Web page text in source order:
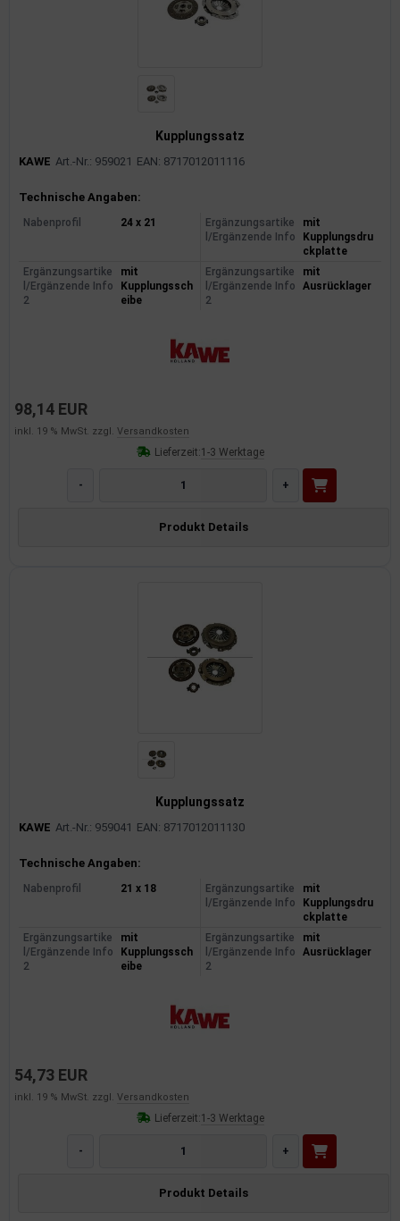
Kupplungssatz
KAWE Art.-Nr.: 959021 EAN: 8717012011116
Produktinformationen
Technische Angaben:
Nabenprofil 24 x 21
Ergänzungsartike
l/Ergänzende Info
mit
Kupplungsdru
ckplatte
Ergänzungsartike
l/Ergänzende Info
2
mit
Kupplungssch
eibe
Ergänzungsartike
l/Ergänzende Info
2
mit
Ausrücklager
98,14 EUR
inkl. 19 % MwSt. zzgl. Versandkosten
Lieferzeit:1-3 Werktage
- +
Produkt Details
Kupplungssatz
KAWE Art.-Nr.: 959041 EAN: 8717012011130
Produktinformationen
Technische Angaben:
Nabenprofil 21 x 18
Ergänzungsartike
l/Ergänzende Info
mit
Kupplungsdru
ckplatte
Ergänzungsartike
l/Ergänzende Info
2
mit
Kupplungssch
eibe
Ergänzungsartike
l/Ergänzende Info
2
mit
Ausrücklager
54,73 EUR
inkl. 19 % MwSt. zzgl. Versandkosten
Lieferzeit:1-3 Werktage
- +
Produkt Details